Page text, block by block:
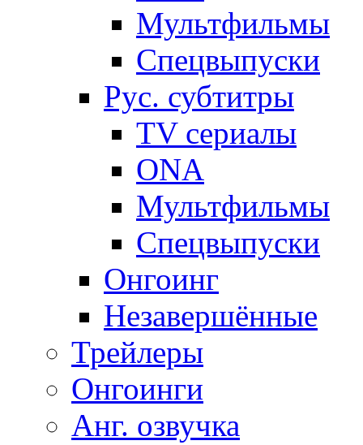
Мультфильмы
Спецвыпуски
Рус. субтитры
TV сериалы
ONA
Мультфильмы
Спецвыпуски
Онгоинг
Незавершённые
Трейлеры
Онгоинги
Анг. озвучка